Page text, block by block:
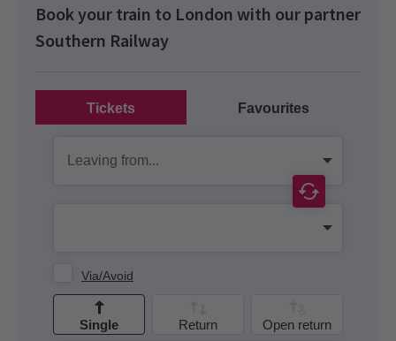
Book your train to London with our partner
Southern Railway